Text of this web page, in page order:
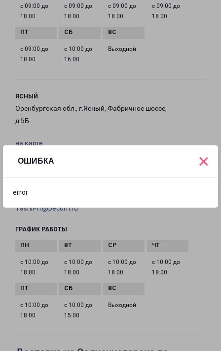
ОШИБКА
error
×
с 09:00 до
18:00
с 09:00 до
18:00
с 09:00 до
18:00
с 09:00 до
18:00
с 09:00 до
18:00
с 10:00 до
16:00
Выходной
ЯСНЫЙ
Оренбургская обл., г.Ясный, Фабричное шоссе,
д.5Б
на карте
ТЕЛЕФОН
8 (3537) 40-41-45
EMAIL
Yasnii-fr@pecom.ru
ГРАФИК РАБОТЫ
с 10:00 до
18:00
с 10:00 до
18:00
с 10:00 до
18:00
с 10:00 до
18:00
с 10:00 до
18:00
с 10:00 до
15:00
Выходной